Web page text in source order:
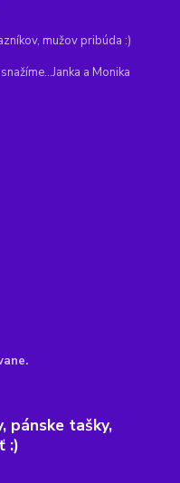
mužov pribúda :)
a Monika
pánske tašky,
:)